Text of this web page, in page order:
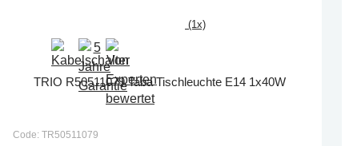
(1x)
TRIO R50511079 Taba Tischleuchte E14 1x40W
Code: TR50511079